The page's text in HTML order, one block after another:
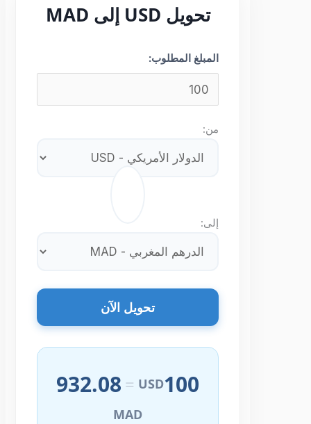
تحويل USD إلى MAD
المبلغ المطلوب:
تحويل الآن
100
USD
=
932.08
MAD